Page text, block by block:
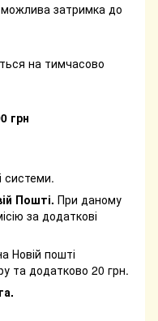
можлива затримка до
на тимчасово
грн
системи.
Пошті. При даному
за додаткові
Новій пошті
та додатково 20 грн.